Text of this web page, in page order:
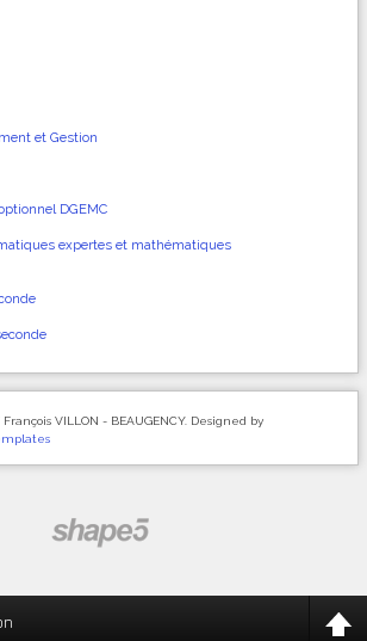
et Gestion
DGEMC
expertes et mathématiques
VILLON - BEAUGENCY. Designed by